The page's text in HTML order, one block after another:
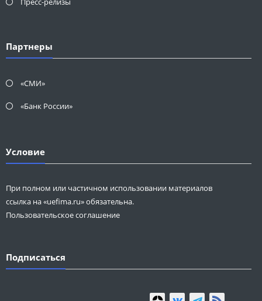
Партнеры
«СМИ»
«Банк России»
Условие
При полном или частичном использовании материалов
ссылка на «uefima.ru» обязательна.
Пользовательское соглашение
Подписаться